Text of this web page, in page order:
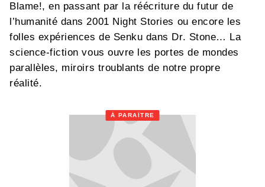
Blame!, en passant par la réécriture du futur de
l’humanité dans 2001 Night Stories ou encore les
folles expériences de Senku dans Dr. Stone… La
science-fiction vous ouvre les portes de mondes
parallèles, miroirs troublants de notre propre
réalité.
À PARAÎTRE